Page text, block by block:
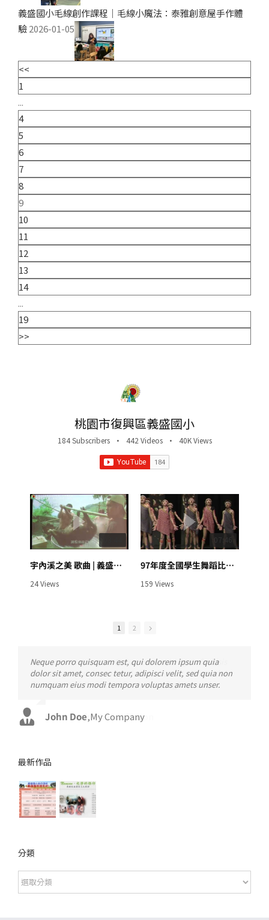
義盛國小毛線創作課程｜毛線小魔法：泰雅創意屋手作體
驗2026-01-05
<<
1
...
4
5
6
7
8
9
10
11
12
13
14
...
19
>>
桃園市復興區義盛國小
184 Subscribers • 442 Videos • 40K Views
四軸飛行器教學（5min） | 義盛國小 @ 2022-04-19
467 Views
01:05:39
義盛小小導覽員訓練 | 義盛國小 ＠ 2009-10-28
19 Views
宇內溪之美 歌曲 | 義盛國小 ＠ 2009-10-28
24 Views
07:46
97年度全國學生舞蹈比賽【國小B團體丙組-現代舞】【原火燎野】 ＠2009
159 Views
1 2
Neque porro quisquam est, qui dolorem ipsum quia
dolor sit amet, consec tetur, adipisci velit, sed quia non
numquam eius modi tempora voluptas amets unser.
John Doe,My Company
Aliquam erat volutpat. Quisque at est id ligula facilisis
laoreet eget pulvinar nibh. Suspendisse at ultrices dui.
Curabitur ac felis arcu sadips ipsums fugiats nemis.
Luke Beck,Theme Fusion
最新作品
分類
分
類